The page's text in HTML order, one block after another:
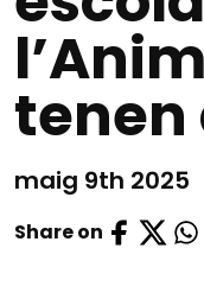
tenen
maig 9th 2025
Share on